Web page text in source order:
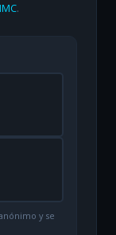
.
y se